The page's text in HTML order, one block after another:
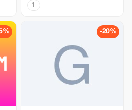
1
-20%